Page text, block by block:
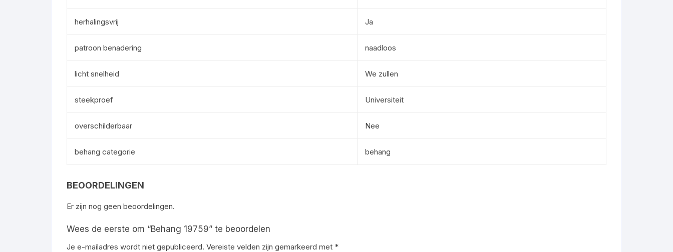
herhalingsvrij Ja
patroon benadering naadloos
licht snelheid We zullen
steekproef Universiteit
overschilderbaar Nee
behang categorie behang
BEOORDELINGEN
Er zijn nog geen beoordelingen.
Wees de eerste om “Behang 19759” te beoordelen
Je e-mailadres wordt niet gepubliceerd. Vereiste velden zijn gemarkeerd met *